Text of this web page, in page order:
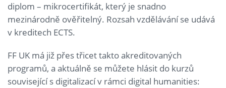
diplom – mikrocertifikát, který je snadno
mezinárodně ověřitelný. Rozsah vzdělávání se udává
v kreditech ECTS.
FF UK má již přes třicet takto akreditovaných
programů, a aktuálně se můžete hlásit do kurzů
související s digitalizací v rámci digital humanities: